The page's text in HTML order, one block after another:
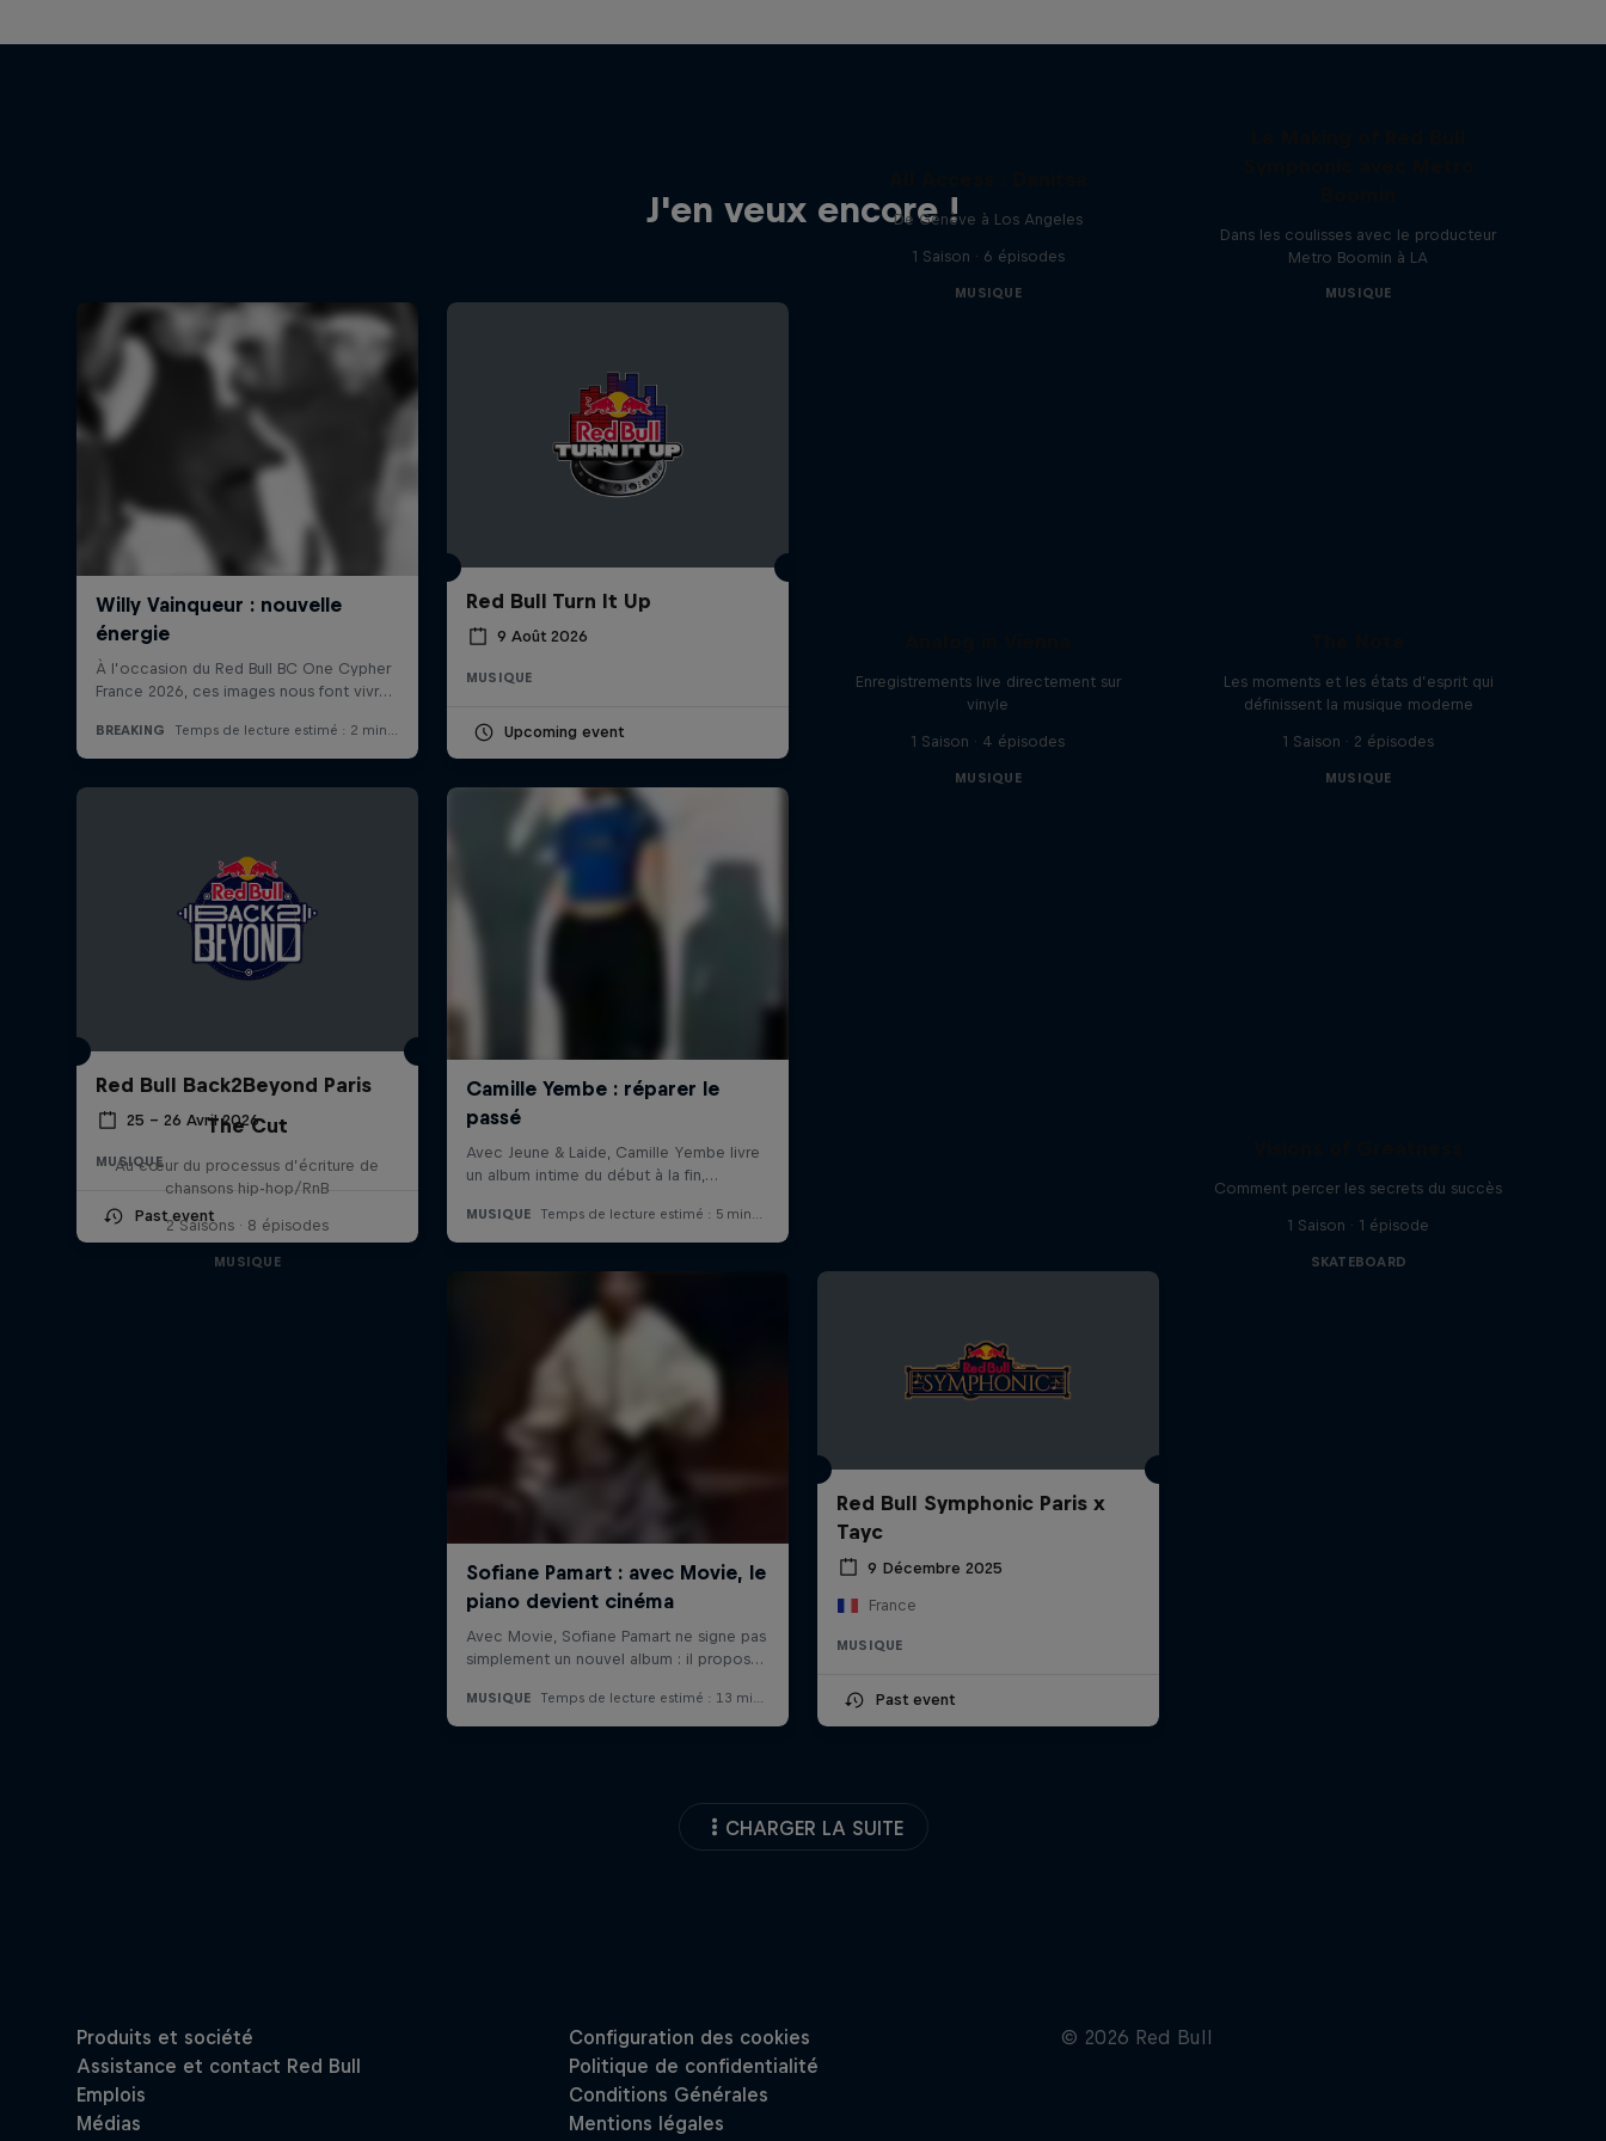
J'en veux encore !
Red Bull Turn It Up
9 Août 2026
MUSIQUE
Upcoming event
De Genève à Los Angeles
1 Saison · 6 épisodes
MUSIQUE
Dans les coulisses avec le producteur
Metro Boomin à LA
MUSIQUE
Red Bull Back2Beyond Paris
25 – 26 Avril 2026
MUSIQUE
Past event
Enregistrements live directement sur
vinyle
1 Saison · 4 épisodes
MUSIQUE
Les moments et les états d’esprit qui
définissent la musique moderne
1 Saison · 2 épisodes
MUSIQUE
The Cut
Au cœur du processus d’écriture de
chansons hip-hop/RnB
2 Saisons · 8 épisodes
MUSIQUE
Red Bull Symphonic Paris x
Tayc
9 Décembre 2025
France
MUSIQUE
Past event
Comment percer les secrets du succès
1 Saison · 1 épisode
SKATEBOARD
CHARGER LA SUITE